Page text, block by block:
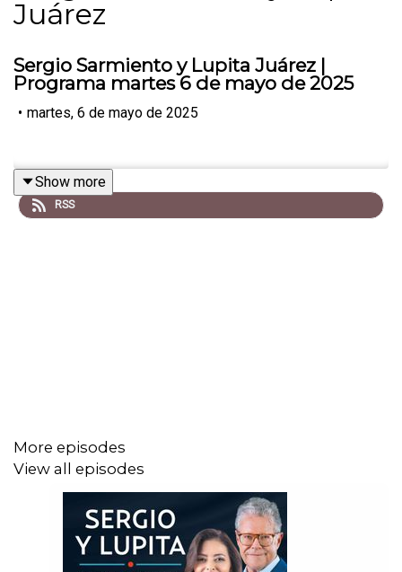
Juárez
Sergio Sarmiento y Lupita Juárez |
Programa martes 6 de mayo de 2025
• martes, 6 de mayo de 2025
Show more
RSS
More episodes
View all episodes